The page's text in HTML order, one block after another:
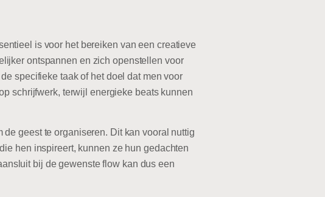
is voor het bereiken van een creatieve
ontspannen en zich openstellen voor
specifieke taak of het doel dat men voor
schrijfwerk, terwijl energieke beats kunnen
geest te organiseren. Dit kan vooral nuttig
hen inspireert, kunnen ze hun gedachten
bij de gewenste flow kan dus een